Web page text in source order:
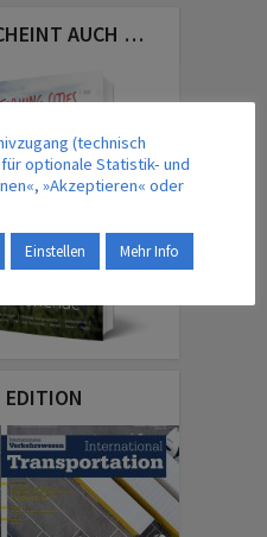
AUCH …
EDITION
(technisch
optionale Statistik- und
»Akzeptieren« oder
Einstellen Mehr Info